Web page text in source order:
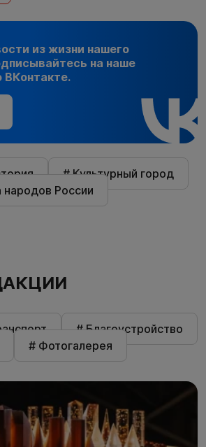
из жизни нашего
на наше
# Культурный город
народов России
# Благоустройство
# Фотогалерея